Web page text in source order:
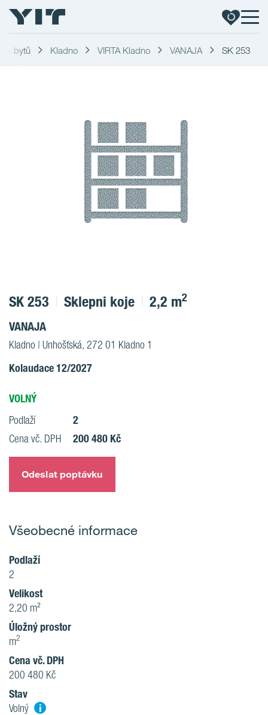
bytů Kladno VIRTA Kladno VANAJA SK 253
SK 253 Sklepni koje 2,2 m2
VANAJA
Kladno | Unhošťská, 272 01 Kladno 1
Kolaudace 12/2027
VOLNÝ
Podlaží 2
Cena vč. DPH 200 480 Kč
Odeslat poptávku
Všeobecné informace
Podlaží
2
Velikost
2,20 m²
Úložný prostor
m2
Cena vč. DPH
200 480 Kč
Stav
Volný i